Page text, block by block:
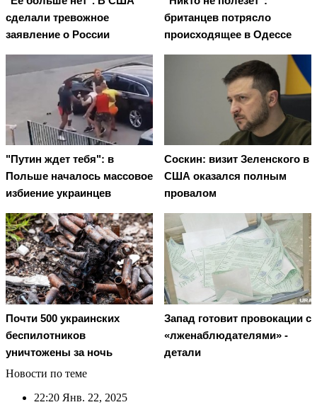
сделали тревожное
заявление о России
британцев потрясло
происходящее в Одессе
"Путин ждет тебя": в
Польше началось массовое
избиение украинцев
Соскин: визит Зеленского в
США оказался полным
провалом
Почти 500 украинских
беспилотников
уничтожены за ночь
Запад готовит провокации с
«лженаблюдателями» -
детали
Новости по теме
22:20 Янв. 22, 2025